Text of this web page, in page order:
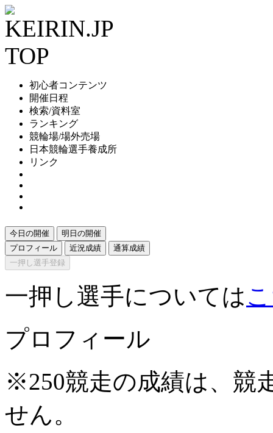
初心者コンテンツ
開催日程
検索/資料室
ランキング
競輪場/場外売場
日本競輪選手養成所
リンク
今日の開催
明日の開催
プロフィール
近況成績
通算成績
一押し選手登録
一押し選手については
プロフィール
※250競走の成績は、競
せん。